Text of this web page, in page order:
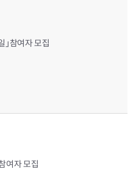
」참여자 모집
여자 모집